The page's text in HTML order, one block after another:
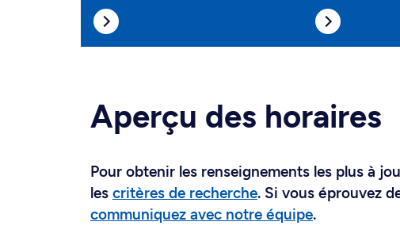
Aperçu des horaires
Pour obtenir les renseignements les plus à
les critères de recherche. Si vous éprouvez
communiquez avec notre équipe.